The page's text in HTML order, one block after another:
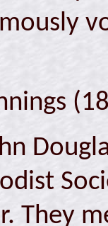
They